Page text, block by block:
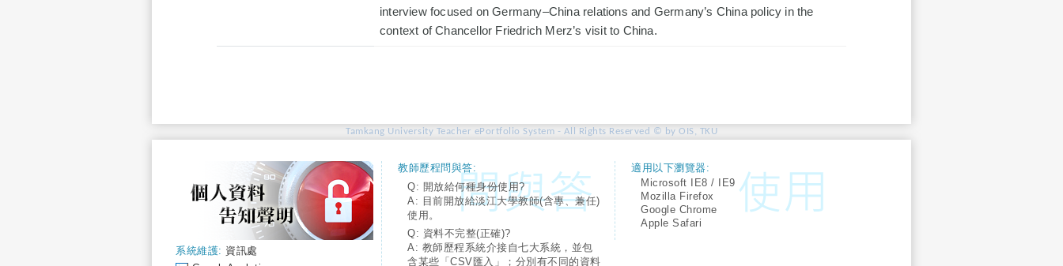
interview focused on Germany–China relations and Germany’s China policy in the
context of Chancellor Friedrich Merz’s visit to China.
Tamkang University Teacher ePortfolio System - All Rights Reserved © by OIS, TKU
系統維護: 資訊處
教師歷程問與答:
Q: 開放給何種身份使用?
A: 目前開放給淡江大學教師(含專、兼任)
使用。
Q: 資料不完整(正確)?
A: 教師歷程系統介接自七大系統，並包
含某些「CSV匯入」；分別有不同的資料
適用以下瀏覽器:
Microsoft IE8 / IE9
Mozilla Firefox
Google Chrome
Apple Safari